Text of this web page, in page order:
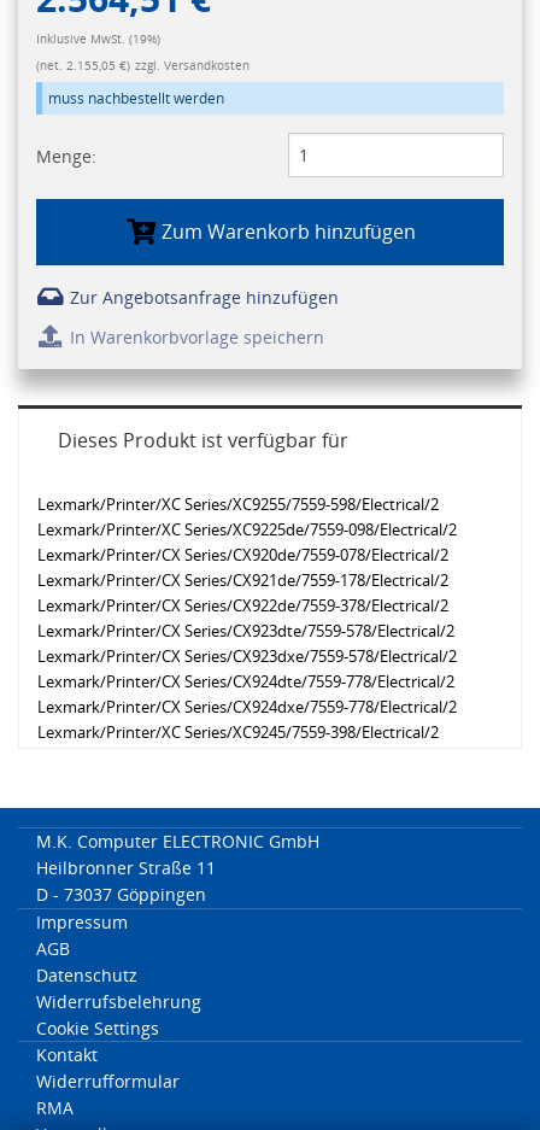
Inklusive MwSt. (19%)
(net. 2.155,05 €) zzgl. Versandkosten
muss nachbestellt werden
Menge:
Zum Warenkorb hinzufügen
Zur Angebotsanfrage hinzufügen
In Warenkorbvorlage speichern
Dieses Produkt ist verfügbar für
Lexmark/Printer/XC Series/XC9255/7559-598/Electrical/2
Lexmark/Printer/XC Series/XC9225de/7559-098/Electrical/2
Lexmark/Printer/CX Series/CX920de/7559-078/Electrical/2
Lexmark/Printer/CX Series/CX921de/7559-178/Electrical/2
Lexmark/Printer/CX Series/CX922de/7559-378/Electrical/2
Lexmark/Printer/CX Series/CX923dte/7559-578/Electrical/2
Lexmark/Printer/CX Series/CX923dxe/7559-578/Electrical/2
Lexmark/Printer/CX Series/CX924dte/7559-778/Electrical/2
Lexmark/Printer/CX Series/CX924dxe/7559-778/Electrical/2
Lexmark/Printer/XC Series/XC9245/7559-398/Electrical/2
M.K. Computer ELECTRONIC GmbH
Heilbronner Straße 11
D - 73037 Göppingen
Impressum
AGB
Datenschutz
Widerrufsbelehrung
Cookie Settings
Kontakt
Widerrufformular
RMA